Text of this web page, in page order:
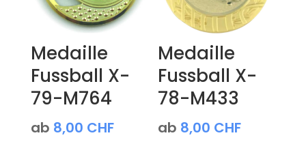
Medaille
Fussball X-
79-M764
ab 8,00 CHF
Medaille
Fussball X-
78-M433
ab 8,00 CHF